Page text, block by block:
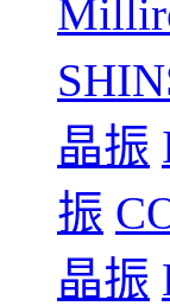
晶振
振
晶振